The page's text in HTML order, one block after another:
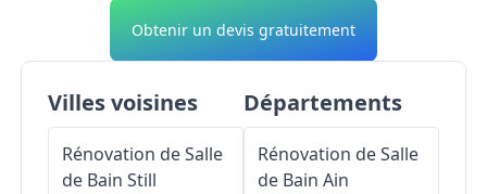
Obtenir un devis gratuitement
Villes voisines
Rénovation de Salle
de Bain Still
Départements
Rénovation de Salle
de Bain Ain